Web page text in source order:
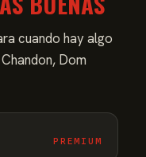
cuando hay algo
Dom
PREMIUM